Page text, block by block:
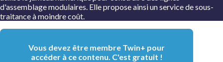
d'assemblage modulaires. Elle propose ainsi un service de sous-
traitance à moindre coût.
Vous devez être membre Twin+ pour
accéder à ce contenu. C'est gratuit !